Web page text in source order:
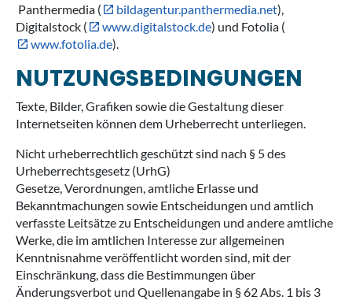
Panthermedia (
bildagentur.panthermedia.net),
Digitalstock (
www.digitalstock.de) und Fotolia (
www.fotolia.de).
NUTZUNGSBEDINGUNGEN
Texte, Bilder, Grafiken sowie die Gestaltung dieser
Internetseiten können dem Urheberrecht unterliegen.
Nicht urheberrechtlich geschützt sind nach § 5 des
Urheberrechtsgesetz (UrhG)
Gesetze, Verordnungen, amtliche Erlasse und
Bekanntmachungen sowie Entscheidungen und amtlich
verfasste Leitsätze zu Entscheidungen und andere amtliche
Werke, die im amtlichen Interesse zur allgemeinen
Kenntnisnahme veröffentlicht worden sind, mit der
Einschränkung, dass die Bestimmungen über
Änderungsverbot und Quellenangabe in § 62 Abs. 1 bis 3